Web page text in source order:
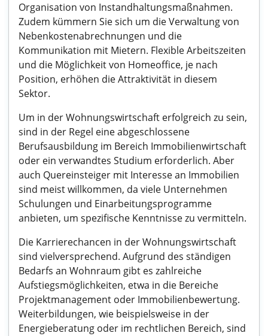
Organisation von Instandhaltungsmaßnahmen.
Zudem kümmern Sie sich um die Verwaltung von
Nebenkostenabrechnungen und die
Kommunikation mit Mietern. Flexible Arbeitszeiten
und die Möglichkeit von Homeoffice, je nach
Position, erhöhen die Attraktivität in diesem
Sektor.
Um in der Wohnungswirtschaft erfolgreich zu sein,
sind in der Regel eine abgeschlossene
Berufsausbildung im Bereich Immobilienwirtschaft
oder ein verwandtes Studium erforderlich. Aber
auch Quereinsteiger mit Interesse an Immobilien
sind meist willkommen, da viele Unternehmen
Schulungen und Einarbeitungsprogramme
anbieten, um spezifische Kenntnisse zu vermitteln.
Die Karrierechancen in der Wohnungswirtschaft
sind vielversprechend. Aufgrund des ständigen
Bedarfs an Wohnraum gibt es zahlreiche
Aufstiegsmöglichkeiten, etwa in die Bereiche
Projektmanagement oder Immobilienbewertung.
Weiterbildungen, wie beispielsweise in der
Energieberatung oder im rechtlichen Bereich, sind